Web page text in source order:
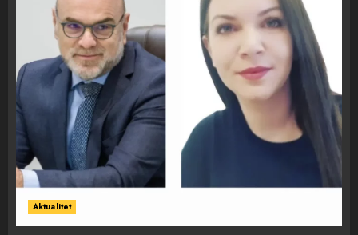
Aktualitet